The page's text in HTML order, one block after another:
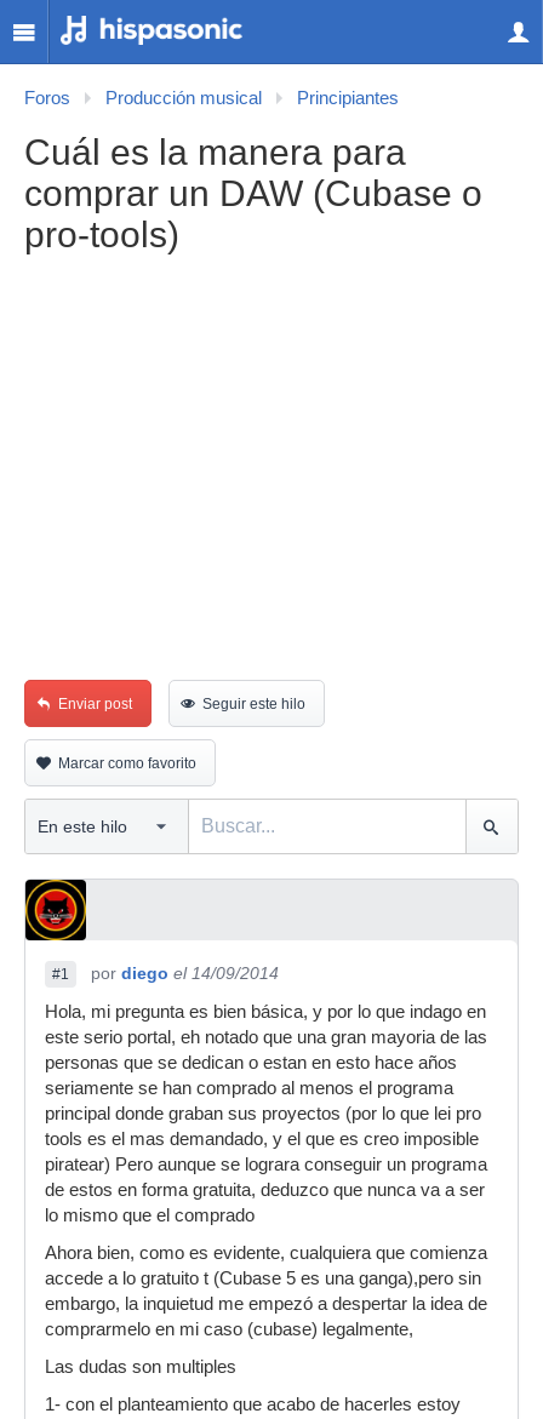
Foros Producción musical Principiantes
Cuál es la manera para
comprar un DAW (Cubase o
pro-tools)
Enviar post Seguir este hilo
Marcar como favorito
#1 por diego el 14/09/2014
Hola, mi pregunta es bien básica, y por lo que indago en
este serio portal, eh notado que una gran mayoria de las
personas que se dedican o estan en esto hace años
seriamente se han comprado al menos el programa
principal donde graban sus proyectos (por lo que lei pro
tools es el mas demandado, y el que es creo imposible
piratear) Pero aunque se lograra conseguir un programa
de estos en forma gratuita, deduzco que nunca va a ser
lo mismo que el comprado
Ahora bien, como es evidente, cualquiera que comienza
accede a lo gratuito t (Cubase 5 es una ganga),pero sin
embargo, la inquietud me empezó a despertar la idea de
comprarmelo en mi caso (cubase) legalmente,
Las dudas son multiples
1- con el planteamiento que acabo de hacerles estoy